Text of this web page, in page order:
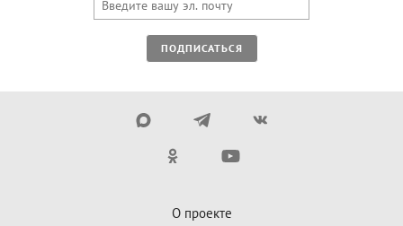
ПОДПИСАТЬСЯ
О проекте